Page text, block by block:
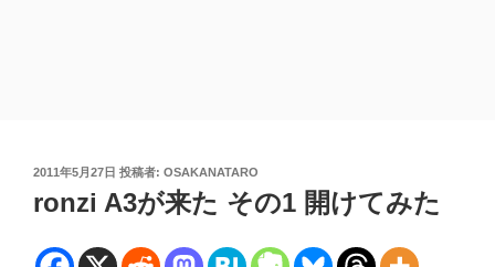
投
日:
2011年5月27日 投稿者: OSAKANATARO
ronzi A3が来た その1 開けてみた